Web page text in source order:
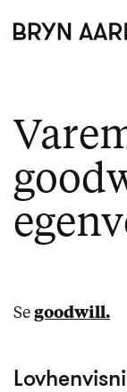
Se goodwill.